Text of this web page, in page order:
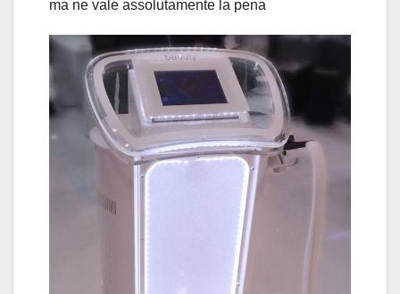
ma ne vale assolutamente la pena